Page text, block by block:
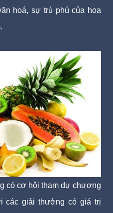
hoá, sự trù phú của hoa
có cơ hội tham dự chương
các giải thưởng có giá trị